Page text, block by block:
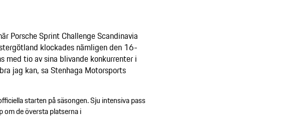
Porsche Sprint Challenge Scandinavia
klockades nämligen den 16-
med tio av sina blivande konkurrenter i
jag kan, sa Stenhaga Motorsports
starten på säsongen. Sju intensiva pass
de översta platserna i